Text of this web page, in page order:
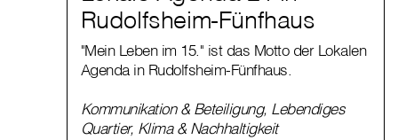
Rudolfsheim-Fünfhaus
"Mein Leben im 15." ist das Motto der Lokalen
Agenda in Rudolfsheim-Fünfhaus.
Kommunikation & Beteiligung, Lebendiges
Quartier, Klima & Nachhaltigkeit